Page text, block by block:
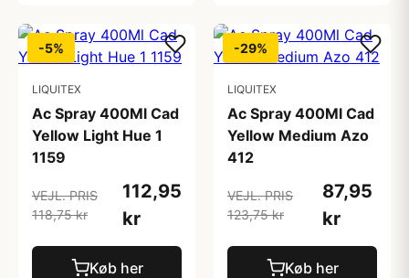
-5%
LIQUITEX
Ac Spray 400Ml Cad
Yellow Light Hue 1
1159
VEJL. PRIS
118,75 kr
112,95
kr
Køb her
-29%
LIQUITEX
Ac Spray 400Ml Cad
Yellow Medium Azo
412
VEJL. PRIS
123,75 kr
87,95
kr
Køb her